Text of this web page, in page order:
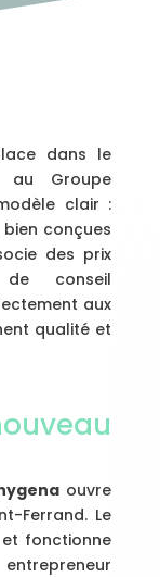
dans le
au Groupe
clair :
conçues
des prix
conseil
aux
qualité et
ouvre
Ferrand. Le
fonctionne